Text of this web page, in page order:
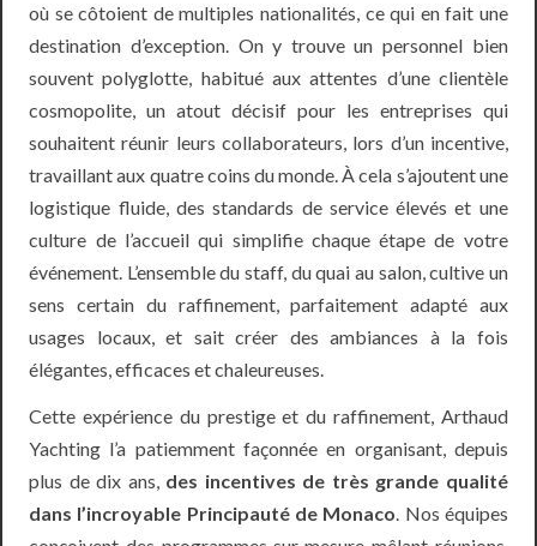
où se côtoient de multiples nationalités, ce qui en fait une
destination d’exception. On y trouve un personnel bien
souvent polyglotte, habitué aux attentes d’une clientèle
cosmopolite, un atout décisif pour les entreprises qui
souhaitent réunir leurs collaborateurs, lors d’un incentive,
travaillant aux quatre coins du monde. À cela s’ajoutent une
logistique fluide, des standards de service élevés et une
culture de l’accueil qui simplifie chaque étape de votre
événement. L’ensemble du staff, du quai au salon, cultive un
sens certain du raffinement, parfaitement adapté aux
usages locaux, et sait créer des ambiances à la fois
élégantes, efficaces et chaleureuses.
Cette expérience du prestige et du raffinement, Arthaud
Yachting l’a patiemment façonnée en organisant, depuis
plus de dix ans, des incentives de très grande qualité
dans l’incroyable Principauté de Monaco. Nos équipes